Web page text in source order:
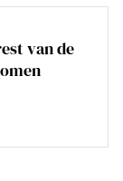
van de